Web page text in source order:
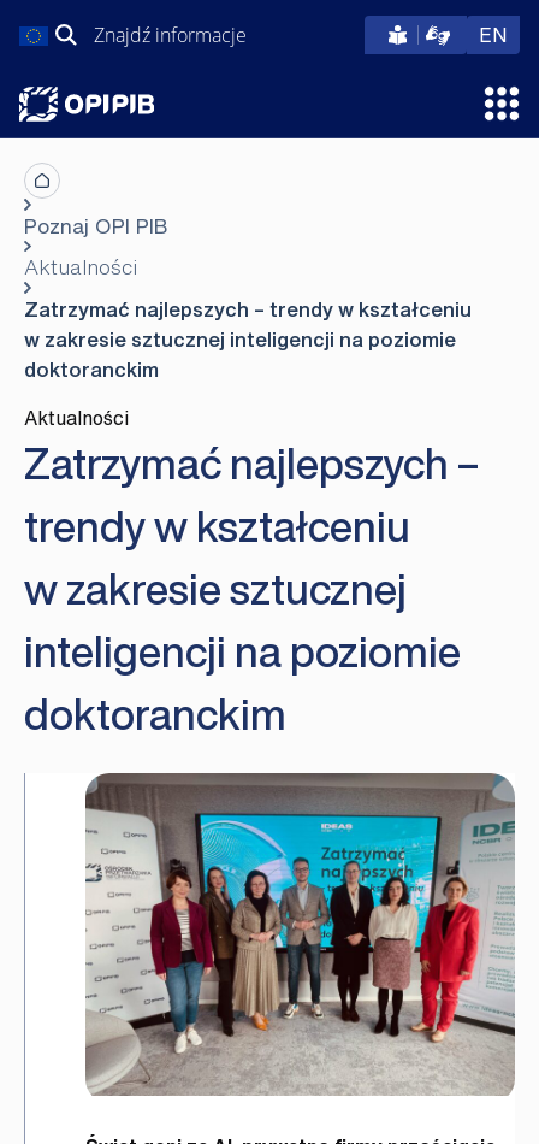
do
Szukaj: EN
Poznaj OPI PIB
Aktualności
Zatrzymać najlepszych – trendy w kształceniu
w zakresie sztucznej inteligencji na poziomie
doktoranckim
Zatrzymać najlepszych –
trendy w kształceniu
w zakresie sztucznej
inteligencji na poziomie
doktoranckim
Aktualności